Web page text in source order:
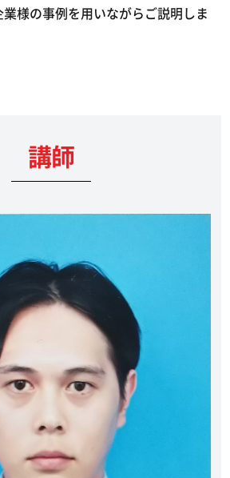
様の事例を用いながらご説明しま
講師